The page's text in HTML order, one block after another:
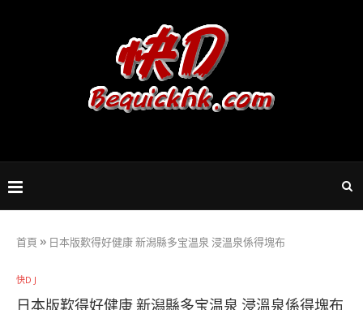
首頁 » 日本版歎得好健康 新潟縣多宝温泉 浸溫泉係得塊布
快D J
日本版歎得好健康 新潟縣多宝温泉 浸溫泉係得塊布